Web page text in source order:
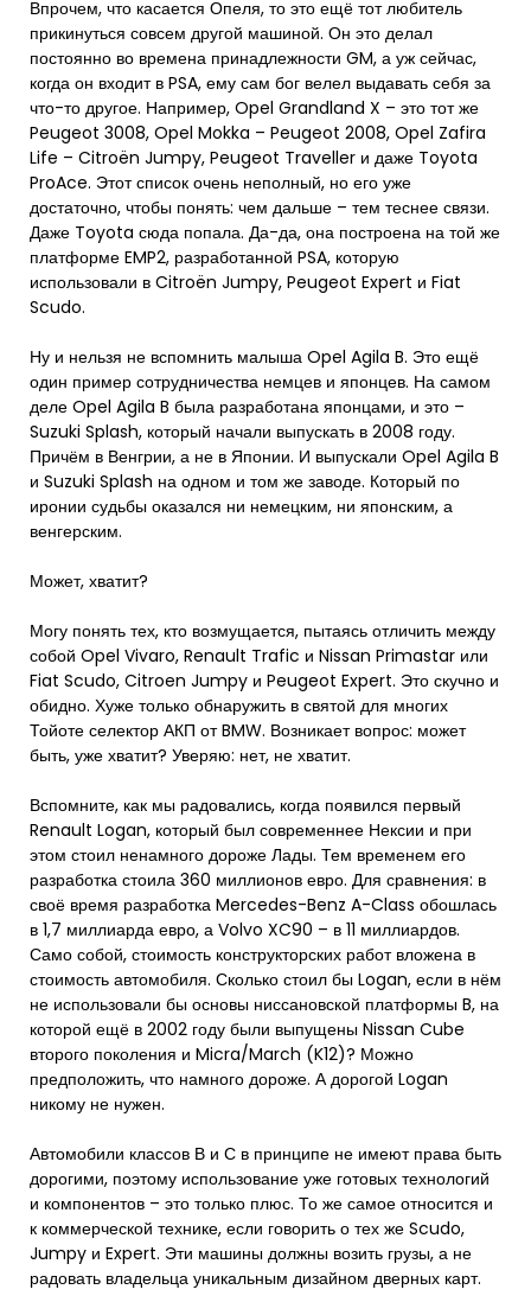
Впрочем, что касается Опеля, то это ещё тот любитель
прикинуться совсем другой машиной. Он это делал
постоянно во времена принадлежности GM, а уж сейчас,
когда он входит в PSA, ему сам бог велел выдавать себя за
что-то другое. Например, Opel Grandland X – это тот же
Peugeot 3008, Opel Mokka – Peugeot 2008, Opel Zafira
Life – Citroën Jumpy, Peugeot Traveller и даже Toyota
ProAce. Этот список очень неполный, но его уже
достаточно, чтобы понять: чем дальше – тем теснее связи.
Даже Toyota сюда попала. Да-да, она построена на той же
платформе EMP2, разработанной PSA, которую
использовали в Citroën Jumpy, Peugeot Expert и Fiat
Scudo.
Ну и нельзя не вспомнить малыша Opel Agila B. Это ещё
один пример сотрудничества немцев и японцев. На самом
деле Opel Agila B была разработана японцами, и это –
Suzuki Splash, который начали выпускать в 2008 году.
Причём в Венгрии, а не в Японии. И выпускали Opel Agila B
и Suzuki Splash на одном и том же заводе. Который по
иронии судьбы оказался ни немецким, ни японским, а
венгерским.
Может, хватит?
Могу понять тех, кто возмущается, пытаясь отличить между
собой Opel Vivaro, Renault Trafic и Nissan Primastar или
Fiat Scudo, Citroen Jumpy и Peugeot Expert. Это скучно и
обидно. Хуже только обнаружить в святой для многих
Тойоте селектор АКП от BMW. Возникает вопрос: может
быть, уже хватит? Уверяю: нет, не хватит.
Вспомните, как мы радовались, когда появился первый
Renault Logan, который был современнее Нексии и при
этом стоил ненамного дороже Лады. Тем временем его
разработка стоила 360 миллионов евро. Для сравнения: в
своё время разработка Mercedes-Benz A-Class обошлась
в 1,7 миллиарда евро, а Volvo XC90 – в 11 миллиардов.
Само собой, стоимость конструкторских работ вложена в
стоимость автомобиля. Сколько стоил бы Logan, если в нём
не использовали бы основы ниссановской платформы B, на
которой ещё в 2002 году были выпущены Nissan Cube
второго поколения и Micra/March (K12)? Можно
предположить, что намного дороже. А дорогой Logan
никому не нужен.
Автомобили классов В и С в принципе не имеют права быть
дорогими, поэтому использование уже готовых технологий
и компонентов – это только плюс. То же самое относится и
к коммерческой технике, если говорить о тех же Scudo,
Jumpy и Expert. Эти машины должны возить грузы, а не
радовать владельца уникальным дизайном дверных карт.